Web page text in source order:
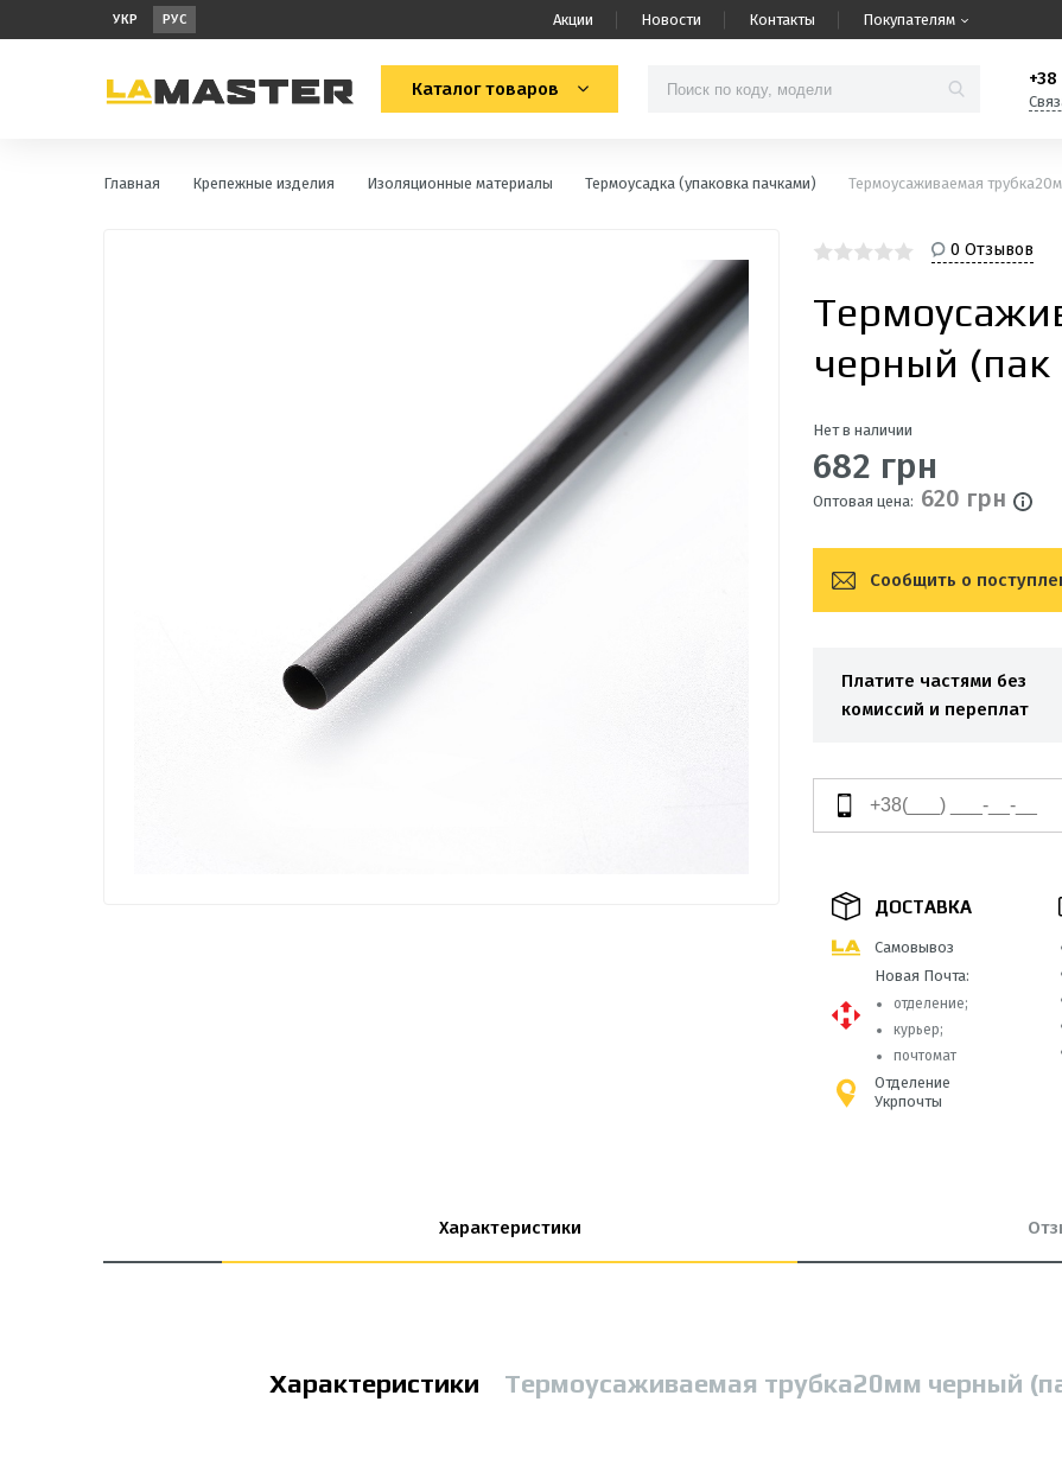
УКР РУС Акции Новости Контакты Покупателям
Каталог товаров
Главная Крепежные изделия Изоляционные материалы Термоусадка (упаковка пачками) Термоусаживаемая
0 Отзывов
черный
Нет в наличии
682 грн
Оптовая цена: 620 грн
Сообщить о
Платите частями без
комиссий и переплат
ДОСТАВКА
Самовывоз
Новая Почта:
отделение;
курьер;
почтомат
Отделение
Укрпочты
Характеристики
Характеристики Термоусаживаемая трубка20мм черный